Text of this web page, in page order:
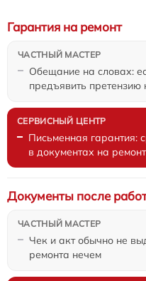
Обещание на словах:
предъявить претензию
Гарантия на ремонт
Письменная гарантия:
в документах на ремонт
Чек и акт обычно не
ремонта нечем
Документы после